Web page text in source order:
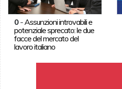
0- Assunzioni introvabili e
potenziale sprecato: le due
facce del mercato del
lavoro italiano